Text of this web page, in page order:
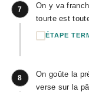
7
On y va
tourte est
ÉTAPE
8
On goûte la
verse sur la